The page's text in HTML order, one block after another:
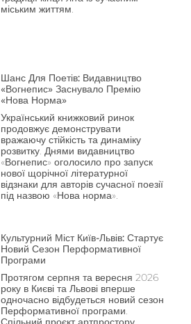
міським життям.
Шанс Для Поетів: Видавництво
«Вогнепис» Заснувало Премію
«Нова Норма»
Український книжковий ринок
продовжує демонструвати
вражаючу стійкість та динаміку
розвитку. Днями видавництво
«Вогнепис» оголосило про запуск
нової щорічної літературної
відзнаки для авторів сучасної поезії
під назвою «Нова норма».
Культурний Міст Київ-Львів: Стартує
Новий Сезон Перформативної
Програми
Протягом серпня та вересня 2026
року в Києві та Львові вперше
одночасно відбудеться новий сезон
Перформативної програми.